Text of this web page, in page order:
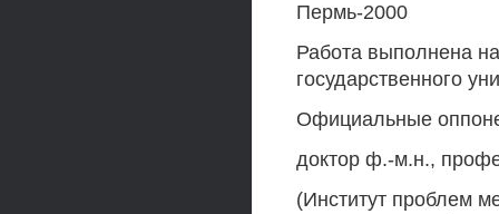
Пермь-2000
Работа выполнена
государственного
Официальные
доктор ф.-м.н.,
(Институт проблем